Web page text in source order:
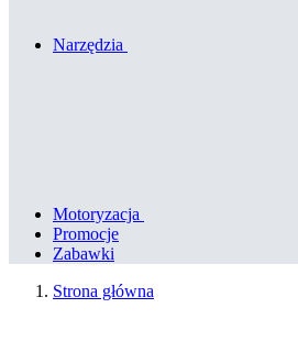
Narzędzia
Motoryzacja
Promocje
Zabawki
Strona główna